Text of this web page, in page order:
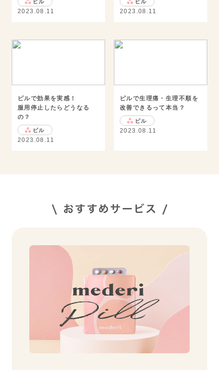
ピル
2023.08.11
ピル
2023.08.11
ピルで効果を実感！
服用停止したらどうなる
の？
ピル
2023.08.11
ピルで生理痛・生理不順を
改善できるって本当？
ピル
2023.08.11